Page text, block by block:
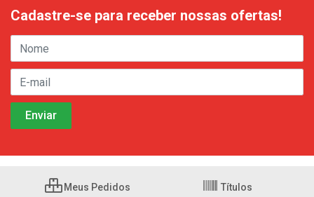
Cadastre-se para receber nossas ofertas!
Meus Pedidos Títulos